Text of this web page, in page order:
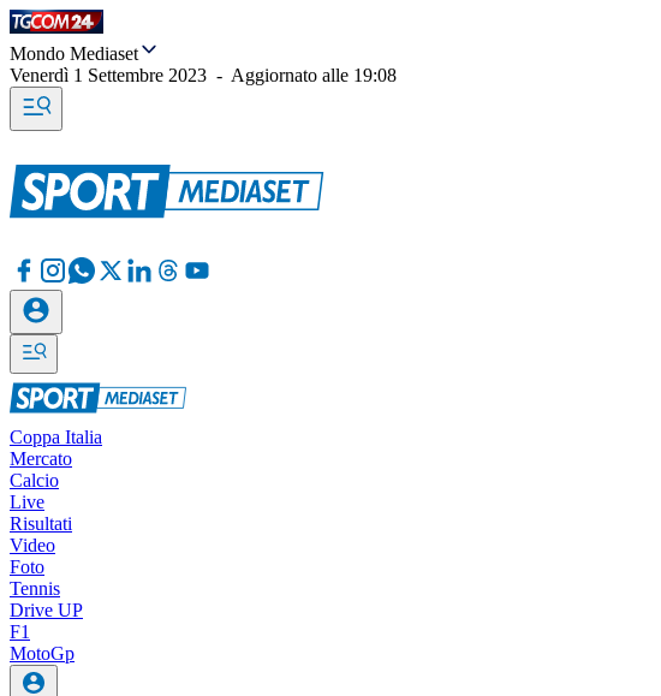
Mondo Mediaset
Venerdì 1 Settembre 2023 - Aggiornato alle 19:08
Coppa Italia
Mercato
Calcio
Live
Risultati
Video
Foto
Tennis
Drive UP
F1
MotoGp